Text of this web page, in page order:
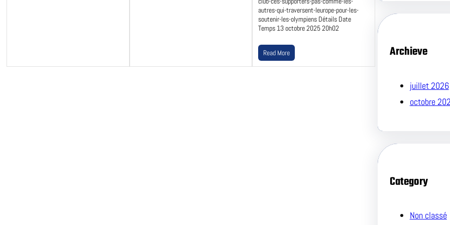
autres-qui-traversent-leurope-pour-les-
soutenir-les-olympiens Détails Date
Temps 13 octobre 2025 20h02
Read More Archieve
juillet 2026
octobre
Category
Non classé